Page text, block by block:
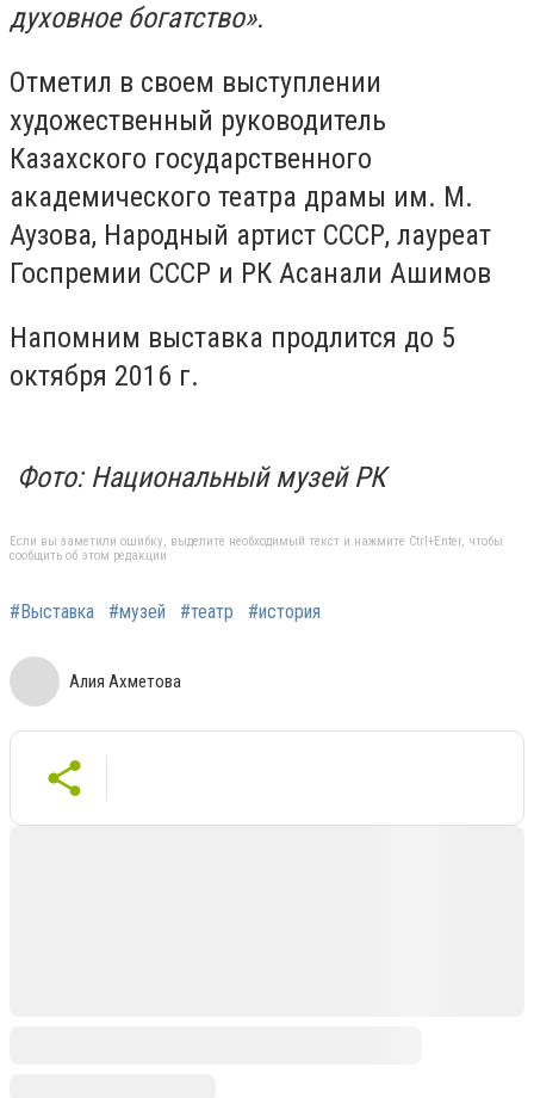
духовное богатство».
Отметил в своем выступлении
художественный руководитель
Казахского государственного
академического театра драмы им. М.
Аузова, Народный артист СССР, лауреат
Госпремии СССР и РК Асанали Ашимов
Напомним выставка продлится до 5
октября 2016 г.
Фото: Национальный музей РК
Если вы заметили ошибку, выделите необходимый текст и нажмите Ctrl+Enter, чтобы
сообщить об этом редакции
#Выставка #музей #театр #история
Алия Ахметова